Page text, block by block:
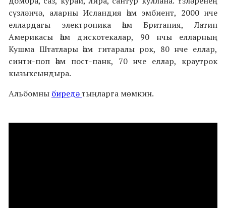
сүзләнчә, аларны Исландия һәм эмбиент, 2000 нче
еллардагы электроника һәм Британия, Латин
Америкасы һәм дискотекалар, 90 нчы елларның
Кушма Штатлары һәм гитаралы рок, 80 нче еллар,
синти-поп һәм пост-панк, 70 нче еллар, краутрок
кызыксындыра.
Альбомны биредәтыңларга мөмкин.